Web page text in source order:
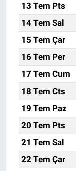
13 Tem Pts
14 Tem Sal
15 Tem Çar
16 Tem Per
17 Tem Cum
18 Tem Cts
19 Tem Paz
20 Tem Pts
21 Tem Sal
22 Tem Çar